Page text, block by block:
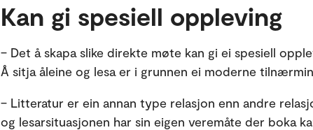
Kan gi spesiell oppleving
– Det å skapa slike direkte møte kan gi ei spesiell
Å sitja åleine og lesa er i grunnen ei moderne
– Litteratur er ein annan type relasjon enn andre
og lesarsituasjonen har sin eigen veremåte der boka